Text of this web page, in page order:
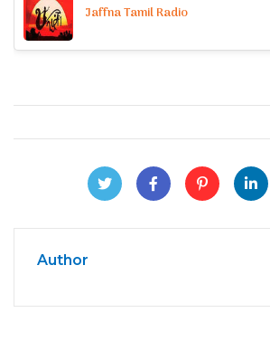
Jaffna Tamil Radio
Author